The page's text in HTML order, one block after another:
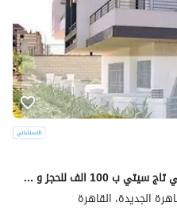
للبيع توين هاوس متشطبه و فوري في تاج سيتي ب 100 الف للحجز و خصم مميز للكاش و اقساط علي 10 سنين - التجمع الخامس نيو كايرو
الجديدة، القاهرة